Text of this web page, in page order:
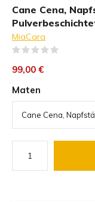
Cane Cena,
MiaCara
99,00 €
Maten